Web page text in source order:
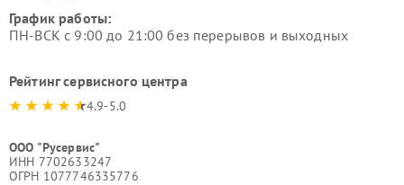
График работы:
ПН-ВСК с 9:00 до 21:00 без перерывов и выходных
Рейтинг сервисного центра
4.9-5.0
ООО "Русервис"
ИНН 7702633247
ОГРН 1077746335776